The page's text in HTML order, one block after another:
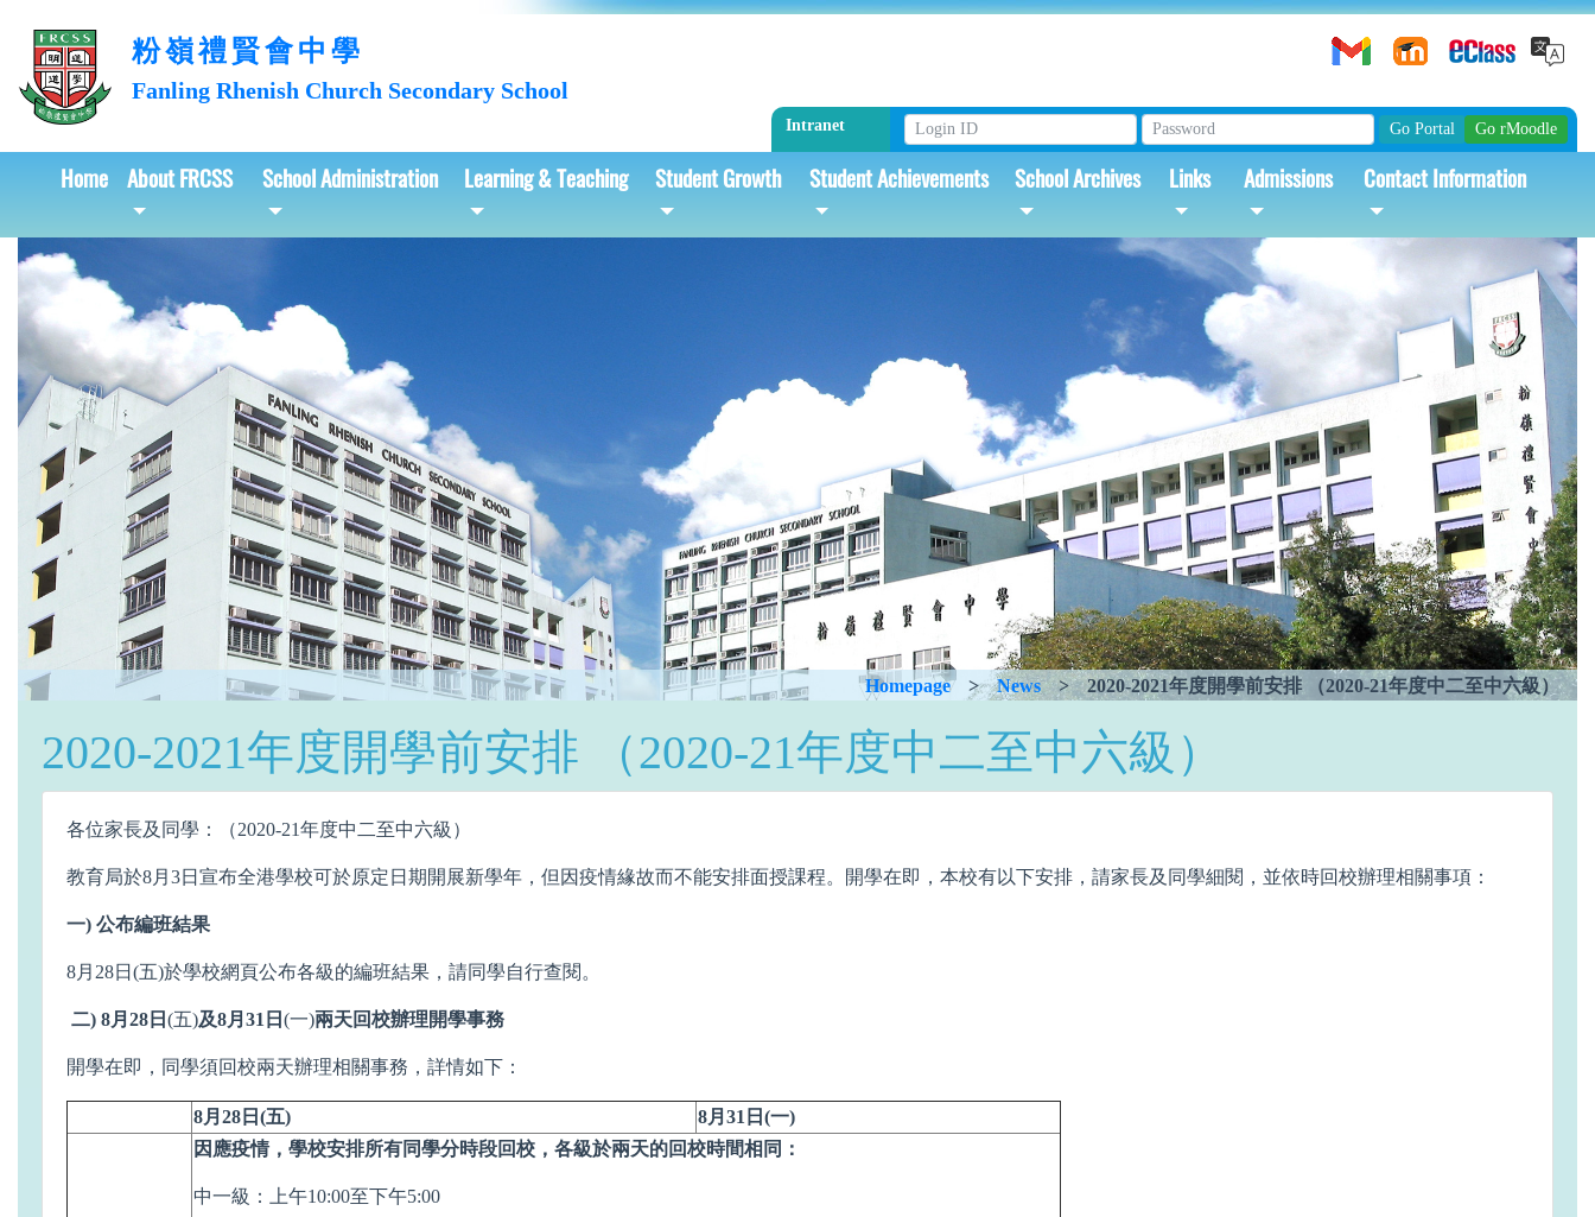
粉嶺禮賢會中學
Fanling Rhenish Church Secondary School
Intranet
Home About FRCSS School Administration Learning & Teaching Student Growth Student Achievements School Archives Links Admissions Contact Information
Homepage > News > 2020-2021年度開學前安排 （2020-21年度中二至中六級）
2020-2021年度開學前安排 （2020-21年度中二至中六級）
各位家長及同學：（2020-21年度中二至中六級）
教育局於8月3日宣布全港學校可於原定日期開展新學年，但因疫情緣故而不能安排面授課程。開學在即，本校有以下安排，請家長及同學細閱，並依時回校辦理相關事項：
一) 公布編班結果
8月28日(五)於學校網頁公布各級的編班結果，請同學自行查閱。
二) 8月 28 日 (五)及8月 31 日 (一)兩天回校辦理開學事務
開學在即，同學須回校兩天辦理相關事務，詳情如下：
8月28日(五) 8月31日(一)
因應疫情，學校安排所有同學分時段回校，各級於兩天的回校時間相同：
中一級：上午10:00至下午5:00